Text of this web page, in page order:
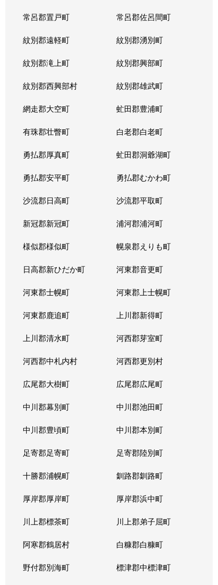
常呂郡置戸町 常呂郡佐呂間町
紋別郡遠軽町 紋別郡湧別町
紋別郡滝上町 紋別郡興部町
紋別郡西興部村 紋別郡雄武町
網走郡大空町 虻田郡豊浦町
有珠郡壮瞥町 白老郡白老町
勇払郡厚真町 虻田郡洞爺湖町
勇払郡安平町 勇払郡むかわ町
沙流郡日高町 沙流郡平取町
新冠郡新冠町 浦河郡浦河町
様似郡様似町 幌泉郡えりも町
日高郡新ひだか町 河東郡音更町
河東郡士幌町 河東郡上士幌町
河東郡鹿追町 上川郡新得町
上川郡清水町 河西郡芽室町
河西郡中札内村 河西郡更別村
広尾郡大樹町 広尾郡広尾町
中川郡幕別町 中川郡池田町
中川郡豊頃町 中川郡本別町
足寄郡足寄町 足寄郡陸別町
十勝郡浦幌町 釧路郡釧路町
厚岸郡厚岸町 厚岸郡浜中町
川上郡標茶町 川上郡弟子屈町
阿寒郡鶴居村 白糠郡白糠町
野付郡別海町 標津郡中標津町